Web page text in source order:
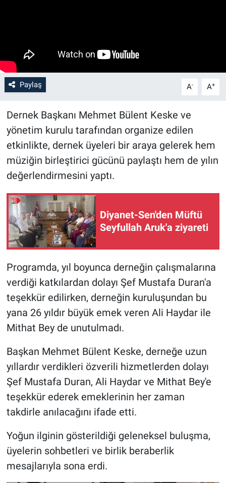
Paylaş A- A+
Dernek Başkanı Mehmet Bülent Keske ve
yönetim kurulu tarafından organize edilen
etkinlikte, dernek üyeleri bir araya gelerek hem
müziğin birleştirici gücünü paylaştı hem de yılın
değerlendirmesini yaptı.
Diyanet-Sen'den Müftü
Seyfullah Aruk'a ziyareti
Programda, yıl boyunca derneğin çalışmalarına
verdiği katkılardan dolayı Şef Mustafa Duran'a
teşekkür edilirken, derneğin kuruluşundan bu
yana 26 yıldır büyük emek veren Ali Haydar ile
Mithat Bey de unutulmadı.
Başkan Mehmet Bülent Keske, derneğe uzun
yıllardır verdikleri özverili hizmetlerden dolayı
Şef Mustafa Duran, Ali Haydar ve Mithat Bey'e
teşekkür ederek emeklerinin her zaman
takdirle anılacağını ifade etti.
Yoğun ilginin gösterildiği geleneksel buluşma,
üyelerin sohbetleri ve birlik beraberlik
mesajlarıyla sona erdi.